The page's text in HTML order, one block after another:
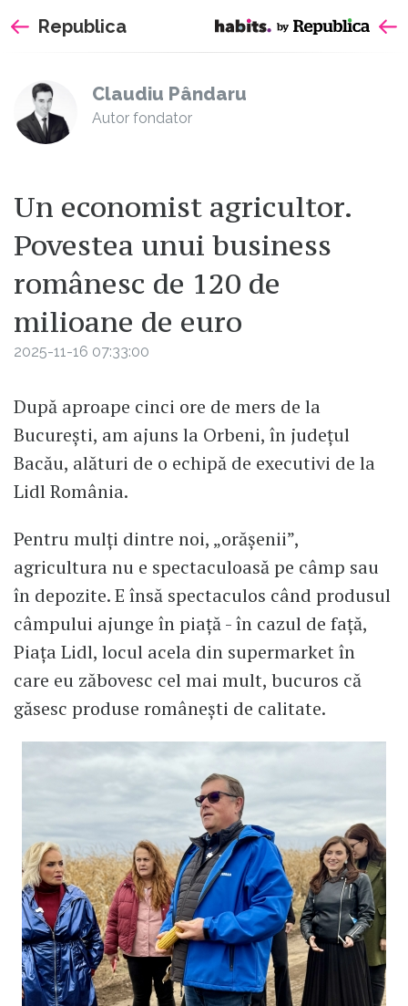
Republica
Claudiu Pândaru
Autor fondator
Un economist agricultor.
Povestea unui business
românesc de 120 de
milioane de euro
2025-11-16 07:33:00
După aproape cinci ore de mers de la
București, am ajuns la Orbeni, în județul
Bacău, alături de o echipă de executivi de la
Lidl România.
Pentru mulți dintre noi, „orășenii”,
agricultura nu e spectaculoasă pe câmp sau
în depozite. E însă spectaculos când produsul
câmpului ajunge în piață - în cazul de față,
Piața Lidl, locul acela din supermarket în
care eu zăbovesc cel mai mult, bucuros că
găsesc produse românești de calitate.